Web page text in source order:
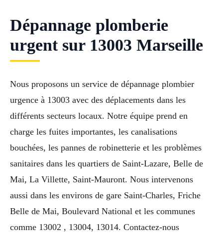
Dépannage plomberie
urgent sur 13003 Marseille
Nous proposons un service de dépannage plombier
urgence à 13003 avec des déplacements dans les
différents secteurs locaux. Notre équipe prend en
charge les fuites importantes, les canalisations
bouchées, les pannes de robinetterie et les problèmes
sanitaires dans les quartiers de Saint-Lazare, Belle de
Mai, La Villette, Saint-Mauront. Nous intervenons
aussi dans les environs de gare Saint-Charles, Friche
Belle de Mai, Boulevard National et les communes
comme 13002 , 13004, 13014. Contactez-nous